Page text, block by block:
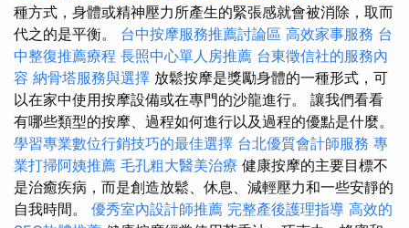
種方式，身體或精神壓力所產生的緊張感就會被消除，取而
代之的是平衡。 台中按摩服務推薦討論區 高效家事服務 台
中整復推薦療程 長照中心單人房推薦 台東徵信社的服務內
容 納骨塔服務與選擇 放鬆按摩是獎勵身體的一種形式，可
以在家中使用按摩設備或在專門的沙龍進行。 讓我們看看
有哪些類型的按摩、過程如何進行以及過程的優點是什麼。
學習專業數位行銷技巧的最佳選擇 台北優質會計師服務 專
業打掃阿姨推薦 毛孔粗大醫美治療 健康按摩的主要目標不
是治癒疾病，而是創造放鬆、休息、減輕壓力和一些安靜的
自我時間。 優秀室內設計師推薦 完整產後護理指導 高效的